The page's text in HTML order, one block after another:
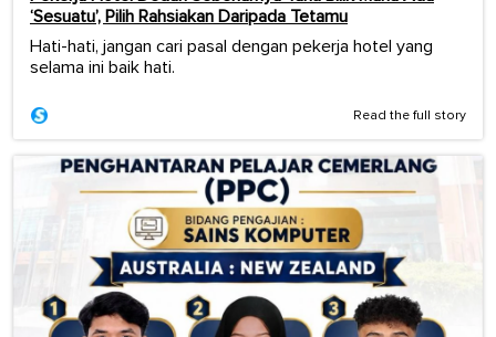
‘Sesuatu’, Pilih Rahsiakan Daripada Tetamu
Hati-hati, jangan cari pasal dengan pekerja hotel yang
selama ini baik hati.
Read the full story